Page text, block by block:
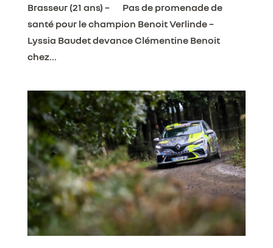
Brasseur (21 ans) – Pas de promenade de
santé pour le champion Benoit Verlinde –
Lyssia Baudet devance Clémentine Benoit
chez...